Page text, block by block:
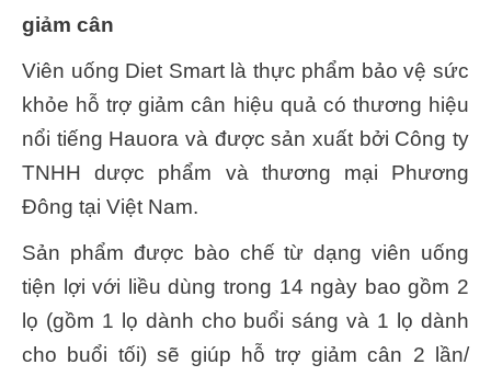
giảm cân
Viên uống Diet Smart là thực phẩm bảo vệ sức
khỏe hỗ trợ giảm cân hiệu quả có thương hiệu
nổi tiếng Hauora và được sản xuất bởi Công ty
TNHH dược phẩm và thương mại Phương
Đông tại Việt Nam.
Sản phẩm được bào chế từ dạng viên uống
tiện lợi với liều dùng trong 14 ngày bao gồm 2
lọ (gồm 1 lọ dành cho buổi sáng và 1 lọ dành
cho buổi tối) sẽ giúp hỗ trợ giảm cân 2 lần/